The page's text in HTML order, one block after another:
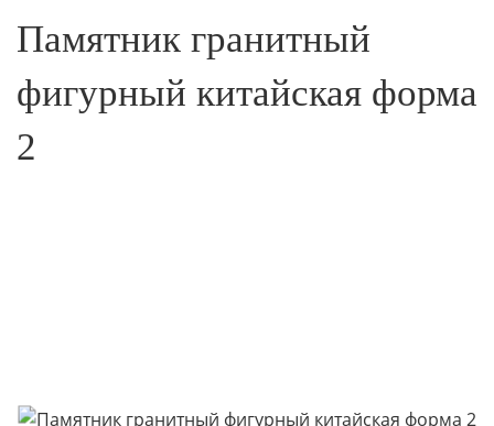
Памятник гранитный
фигурный китайская форма
2